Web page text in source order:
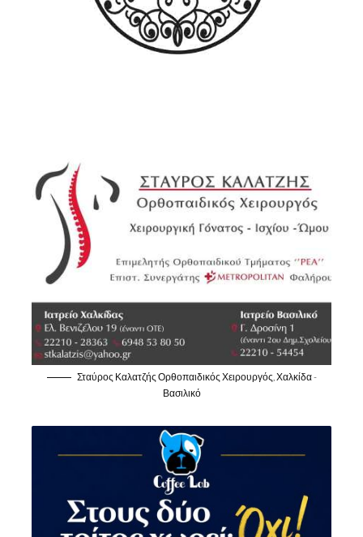
Σταύρος Καλατζής Ορθοπαιδικός Χειρουργός, Χαλκίδα -
Βασιλικό